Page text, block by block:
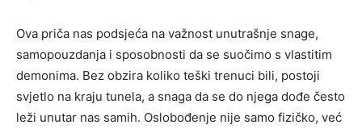
Ova priča nas podsjeća na važnost unutrašnje snage,
samopouzdanja i sposobnosti da se suočimo s vlastitim
demonima. Bez obzira koliko teški trenuci bili, postoji
svjetlo na kraju tunela, a snaga da se do njega dođe često
leži unutar nas samih. Oslobođenje nije samo fizičko, već